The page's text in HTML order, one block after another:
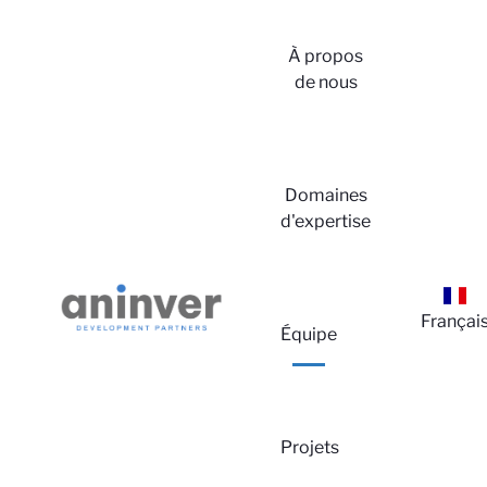
À propos
de nous
Domaines
d'expertise
Équipe
Projets